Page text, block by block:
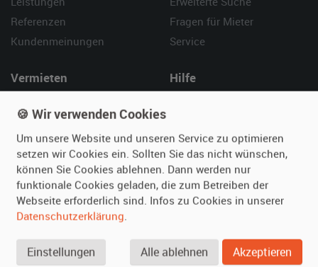
Referenzen
Kundenmeinungen
Fragen für Mieter
Service
Vermieten
Fotos senden
Fragen für Vermieter
Inserat verwalten
Hilfe
Kontakt
SPECIAL
Berühmte Filmautos –
🍪 Wir verwenden Cookies
Um unsere Website und unseren Service zu optimieren
setzen wir Cookies ein. Sollten Sie das nicht wünschen,
können Sie Cookies ablehnen. Dann werden nur
funktionale Cookies geladen, die zum Betreiben der
Webseite erforderlich sind. Infos zu Cookies in unserer
Datenschutzerklärung.
Einstellungen Alle ablehnen Akzeptieren